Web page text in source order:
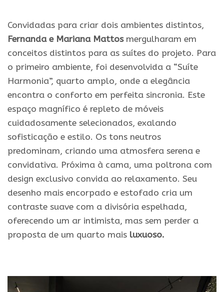
Convidadas para criar dois ambientes distintos,
Fernanda e Mariana Mattosmergulharam em
conceitos distintos para as suítes do projeto. Para
o primeiro ambiente, foi desenvolvida a “Suíte
Harmonia”, quarto amplo, onde a elegância
encontra o conforto em perfeita sincronia. Este
espaço magnífico é repleto de móveis
cuidadosamente selecionados, exalando
sofisticação e estilo. Os tons neutros
predominam, criando uma atmosfera serena e
convidativa. Próxima à cama, uma poltrona com
design exclusivo convida ao relaxamento. Seu
desenho mais encorpado e estofado cria um
contraste suave com a divisória espelhada,
oferecendo um ar intimista, mas sem perder a
proposta de um quarto mais luxuoso.